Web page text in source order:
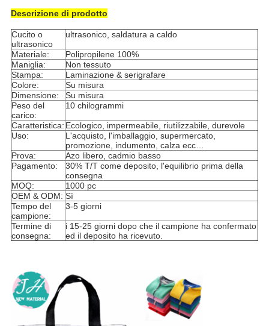
Descrizione di prodotto
Cucito o
ultrasonico
ultrasonico, saldatura a caldo
Materiale:
Polipropilene 100%
Maniglia:
Non tessuto
Stampa:
Laminazione & serigrafare
Colore:
Su misura
Dimensione:
Su misura
Peso del
carico:
10 chilogrammi
Caratteristica: Ecologico, impermeabile, riutilizzabile, durevole
Uso:
L'acquisto, l'imballaggio, supermercato,
promozione, indumento, calza ecc…
Prova:
Azo libero, cadmio basso
Pagamento:
30% T/T come deposito, l'equilibrio prima della
consegna
MOQ:
1000 pc
OEM & ODM: Sì
Tempo del
campione:
3-5 giorni
Termine di
consegna:
i 15-25 giorni dopo che il campione ha confermato
ed il deposito ha ricevuto.